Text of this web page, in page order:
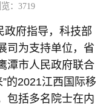
：3719
政府指导，科技部
司为支持单位，省
潭市人民政府联合
的2021江西国际移
包括多名院士在内